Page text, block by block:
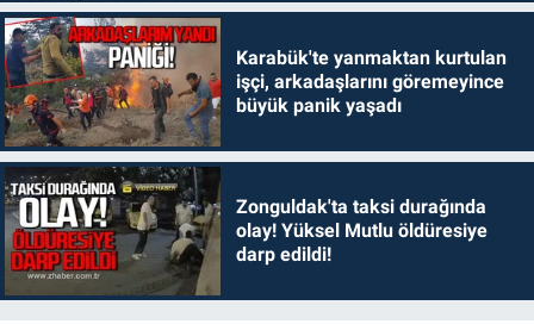
Karabük'te yanmaktan kurtulan
işçi, arkadaşlarını göremeyince
büyük panik yaşadı
Zonguldak'ta taksi durağında
olay! Yüksel Mutlu öldüresiye
darp edildi!